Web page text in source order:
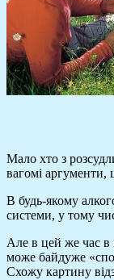
Мало хто з
вагомі аргументи,
В будь-якому
системи, у тому
Але в цей же час в
може байдуже
Схожу картину